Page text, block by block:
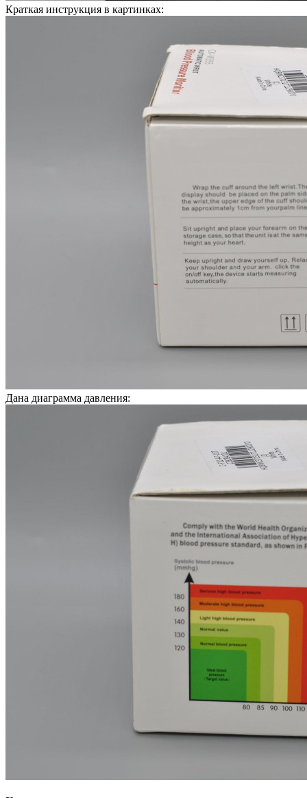
Краткая инструкция в картинках:
Дана диаграмма давления: